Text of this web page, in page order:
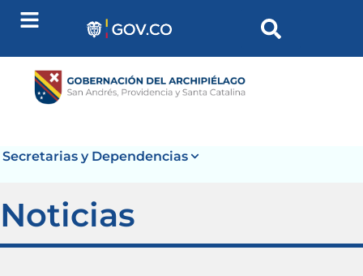
Secretarias y Dependencias
Noticias